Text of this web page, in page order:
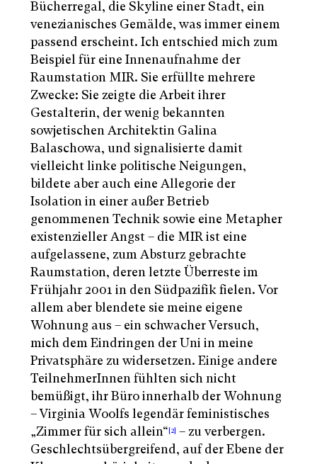
Bücherregal, die Skyline einer Stadt, ein
venezianisches Gemälde, was immer einem
passend erscheint. Ich entschied mich zum
Beispiel für eine Innenaufnahme der
Raumstation MIR. Sie erfüllte mehrere
Zwecke: Sie zeigte die Arbeit ihrer
Gestalterin, der wenig bekannten
sowjetischen Architektin Galina
Balaschowa, und signalisierte damit
vielleicht linke politische Neigungen,
bildete aber auch eine Allegorie der
Isolation in einer außer Betrieb
genommenen Technik sowie eine Metapher
existenzieller Angst – die MIR ist eine
aufgelassene, zum Absturz gebrachte
Raumstation, deren letzte Überreste im
Frühjahr 2001 in den Südpazifik fielen. Vor
allem aber blendete sie meine eigene
Wohnung aus – ein schwacher Versuch,
mich dem Eindringen der Uni in meine
Privatsphäre zu widersetzen. Einige andere
TeilnehmerInnen fühlten sich nicht
bemüßigt, ihr Büro innerhalb der Wohnung
– Virginia Woolfs legendär feministisches
„Zimmer für sich allein“[2] – zu verbergen.
Geschlechtsübergreifend, auf der Ebene der